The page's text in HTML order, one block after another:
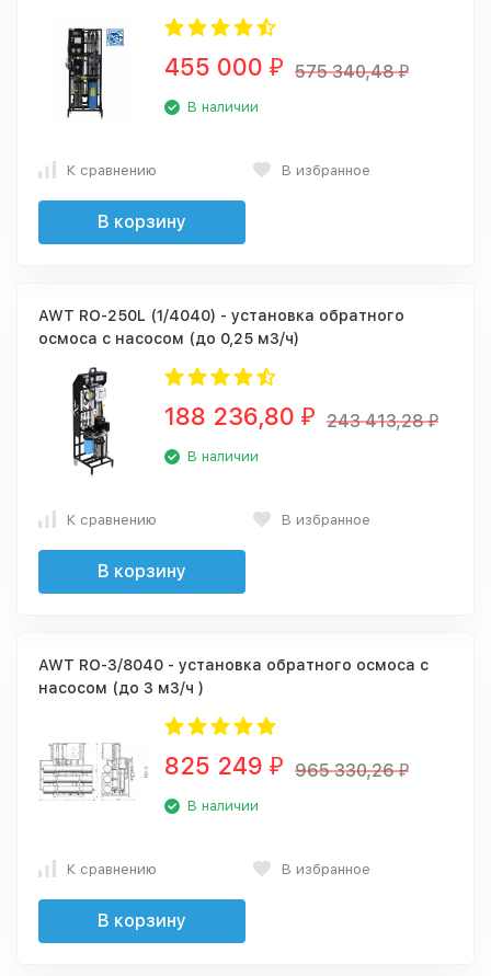
455 000 ₽ 575 340,48 ₽
В наличии
К сравнению В избранное
В корзину
AWT RO-250L (1/4040) - установка обратного
осмоса с насосом (до 0,25 м3/ч)
188 236,80 ₽ 243 413,28 ₽
В наличии
К сравнению В избранное
В корзину
AWT RO-3/8040 - установка обратного осмоса с
насосом (до 3 м3/ч )
825 249 ₽ 965 330,26 ₽
В наличии
К сравнению В избранное
В корзину